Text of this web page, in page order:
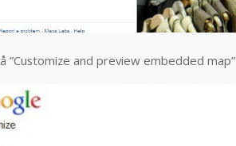
”Customize and preview embedded map”